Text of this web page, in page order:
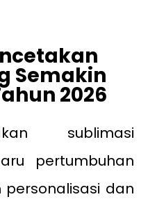
Semakin
2026
sublimasi
pertumbuhan
dan